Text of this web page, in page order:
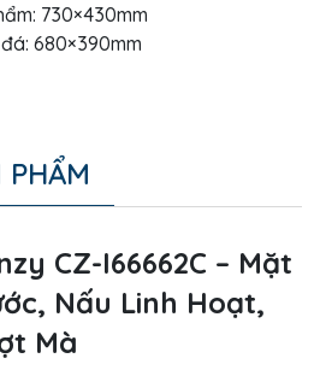
730×430mm
680×390mm
PHẨM
CZ-I66662C – Mặt
Nấu Linh Hoạt,
Mà